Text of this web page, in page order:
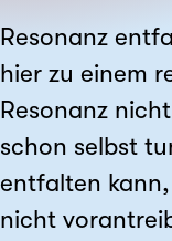
Resonanz
hier zu einem
Resonanz
schon selbst
entfalten
nicht